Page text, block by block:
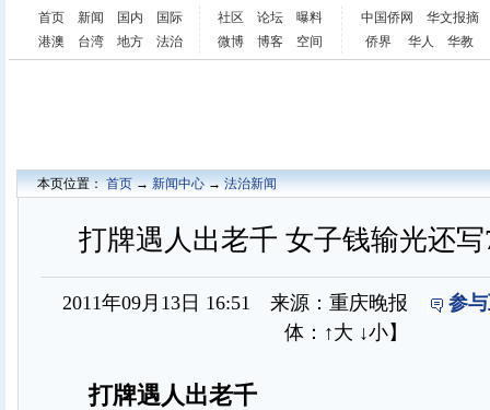
首页 新闻 国内
国际
港澳
台湾 地方 法治
社区 论坛
曝料
微博
博客 空间
中国侨网
华文报摘
侨界
华人 华教
本页位置：首页→新闻中心→法治新闻
打牌遇人出老千 女子钱输光还
2011年09月13日 16:51 来源：重庆晚报
参
体： ↑大 ↓小】
打牌遇人出老千